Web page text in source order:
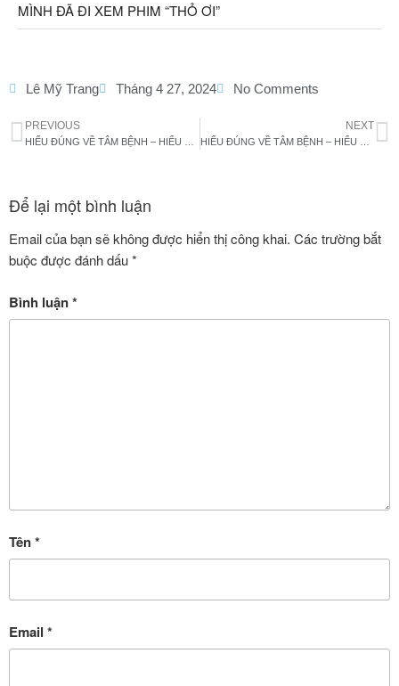
MÌNH ĐÃ ĐI XEM PHIM “THỎ ƠI”
Lê Mỹ Trang Tháng 4 27, 2024 No Comments
PREVIOUS NEXT
Để lại một bình luận
Email của bạn sẽ không được hiển thị công khai. Các trường bắt
buộc được đánh dấu*
Bình luận*
Tên*
Email *